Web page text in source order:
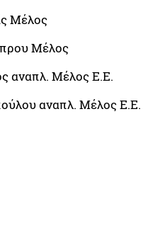
Μέλος
Μέλος
αναπλ. Μέλος Ε.Ε.
αναπλ. Μέλος Ε.Ε.